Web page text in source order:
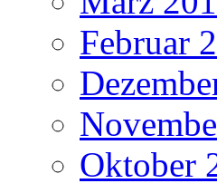
Februar
Oktober